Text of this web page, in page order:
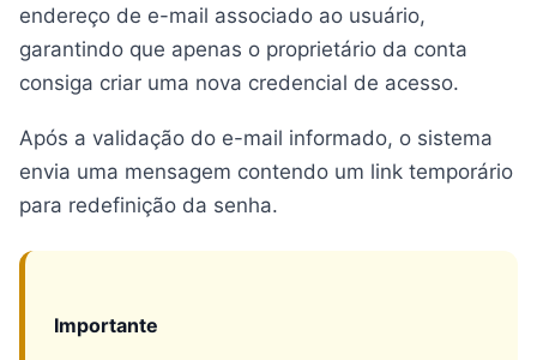
endereço de e-mail associado ao usuário,
garantindo que apenas o proprietário da conta
consiga criar uma nova credencial de acesso.
Após a validação do e-mail informado, o sistema
envia uma mensagem contendo um link temporário
para redefinição da senha.
Importante